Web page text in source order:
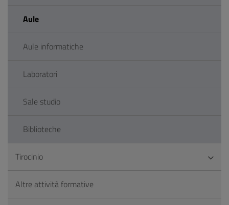
Aule
Aule informatiche
Laboratori
Sale studio
Biblioteche
Tirocinio
Altre attività formative